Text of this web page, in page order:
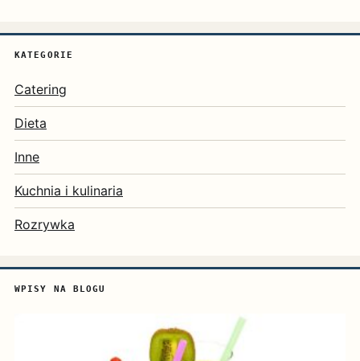
KATEGORIE
Catering
Dieta
Inne
Kuchnia i kulinaria
Rozrywka
WPISY NA BLOGU